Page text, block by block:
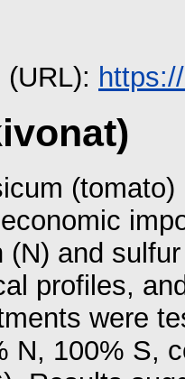
(N) and
profiles,
were
N, 100% S,